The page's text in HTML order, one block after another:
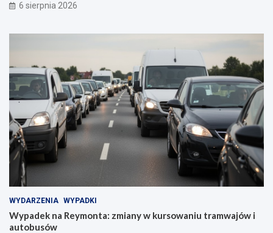
6 sierpnia 2026
WYDARZENIA WYPADKI
Wypadek na Reymonta: zmiany w kursowaniu tramwajów i
autobusów